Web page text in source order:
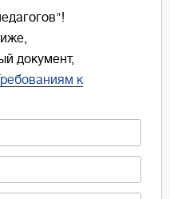
документ,
к